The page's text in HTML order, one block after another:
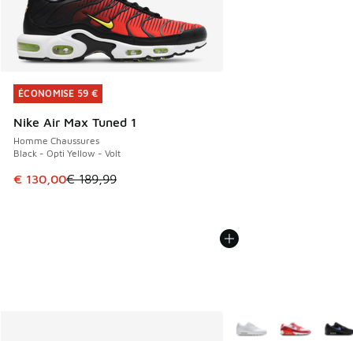
ÉCONOMISE 59 €
Nike Air Max Tuned 1
Homme Chaussures
Black - Opti Yellow - Volt
Cet article est en promotion. Prix en baisse de € 189,99 à
€ 130,00€ 189,99
ÉCONOMISE 59 €
Plus de couleurs